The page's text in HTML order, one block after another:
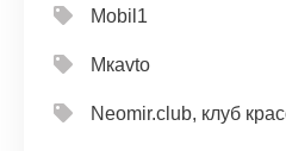
Mobil1
Mкavto
Neomir.club, клуб